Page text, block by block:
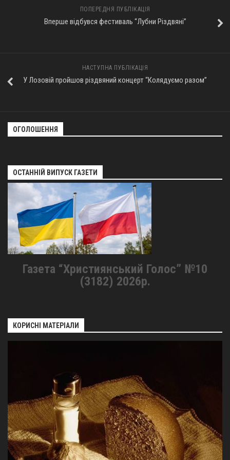
ПОПЕРЕДНЯ ПУБЛІКАЦІЯ
Вперше відбувся фестиваль “Лубни Різдвяні”
НАСТУПНА ПУБЛІКАЦІЯ
У Лозовій пройшов різдвяний концерт “Колядуємо разом”
ОГОЛОШЕННЯ
ОСТАННІЙ ВИПУСК ГАЗЕТИ
Газета “Християнський Голос” №10
(3182) 2026р.
КОРИСНІ МАТЕРІАЛИ